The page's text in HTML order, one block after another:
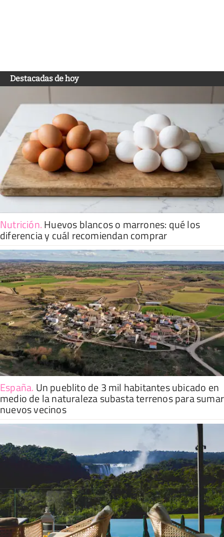
Destacadas de hoy
Nutrición.Huevos blancos o marrones: qué los
diferencia y cuál recomiendan comprar
España. Un pueblito de 3 mil habitantes ubicado en
medio de la naturaleza subasta terrenos para sumar
nuevos vecinos